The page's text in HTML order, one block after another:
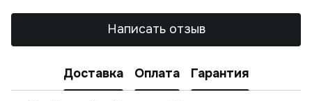
Написать отзыв
Доставка Оплата Гарантия